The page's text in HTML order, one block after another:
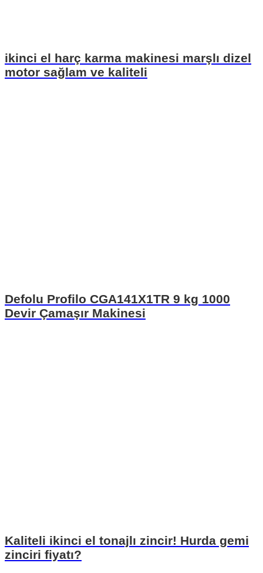
ikinci el harç karma makinesi marşlı dizel
motor sağlam ve kaliteli
Defolu Profilo CGA141X1TR 9 kg 1000
Devir Çamaşır Makinesi
Kaliteli ikinci el tonajlı zincir! Hurda gemi
zinciri fiyatı?